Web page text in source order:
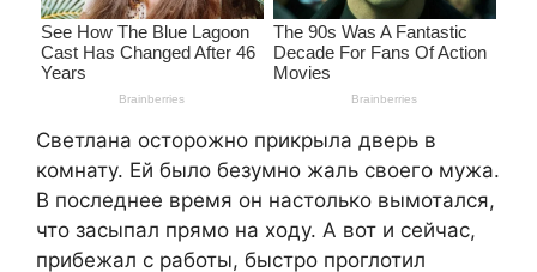
Светлана осторожно прикрыла дверь в
комнату. Ей было безумно жаль своего мужа.
В последнее время он настолько вымотался,
что засыпал прямо на ходу. А вот и сейчас,
прибежал с работы, быстро проглотил